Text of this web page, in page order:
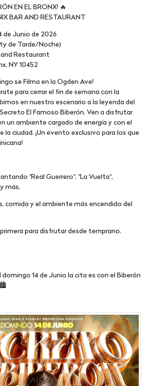
EN EL BRONX! 🔥
BAR AND RESTAURANT
de Junio de 2026
de Tarde/Noche)
and Restaurant
NY 10452
se Filma en la Ogden Ave!
para cerrar el fin de semana con la
en nuestro escenario a la leyenda del
El Famoso Biberón. Ven a disfrutar
un ambiente cargado de energía y con el
la ciudad. ¡Un evento exclusivo para los que
"Real Guerrero", "La Vuelta",
más.
comida y el ambiente más encendido del
para disfrutar desde temprano.
domingo 14 de Junio la cita es con el Biberón